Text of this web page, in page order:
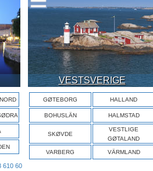
VESTSVERIGE
GØTEBORG HALLAND
BOHUSLÄN HALMSTAD
SKØVDE
VESTLIGE
GØTALAND
VARBERG VÄRMLAND
610 60